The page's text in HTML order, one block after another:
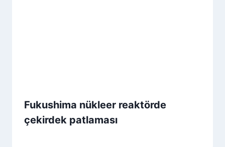
Fukushima nükleer reaktörde
çekirdek patlaması